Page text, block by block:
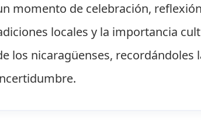
momento de celebración,
locales y la importancia
los nicaragüenses,